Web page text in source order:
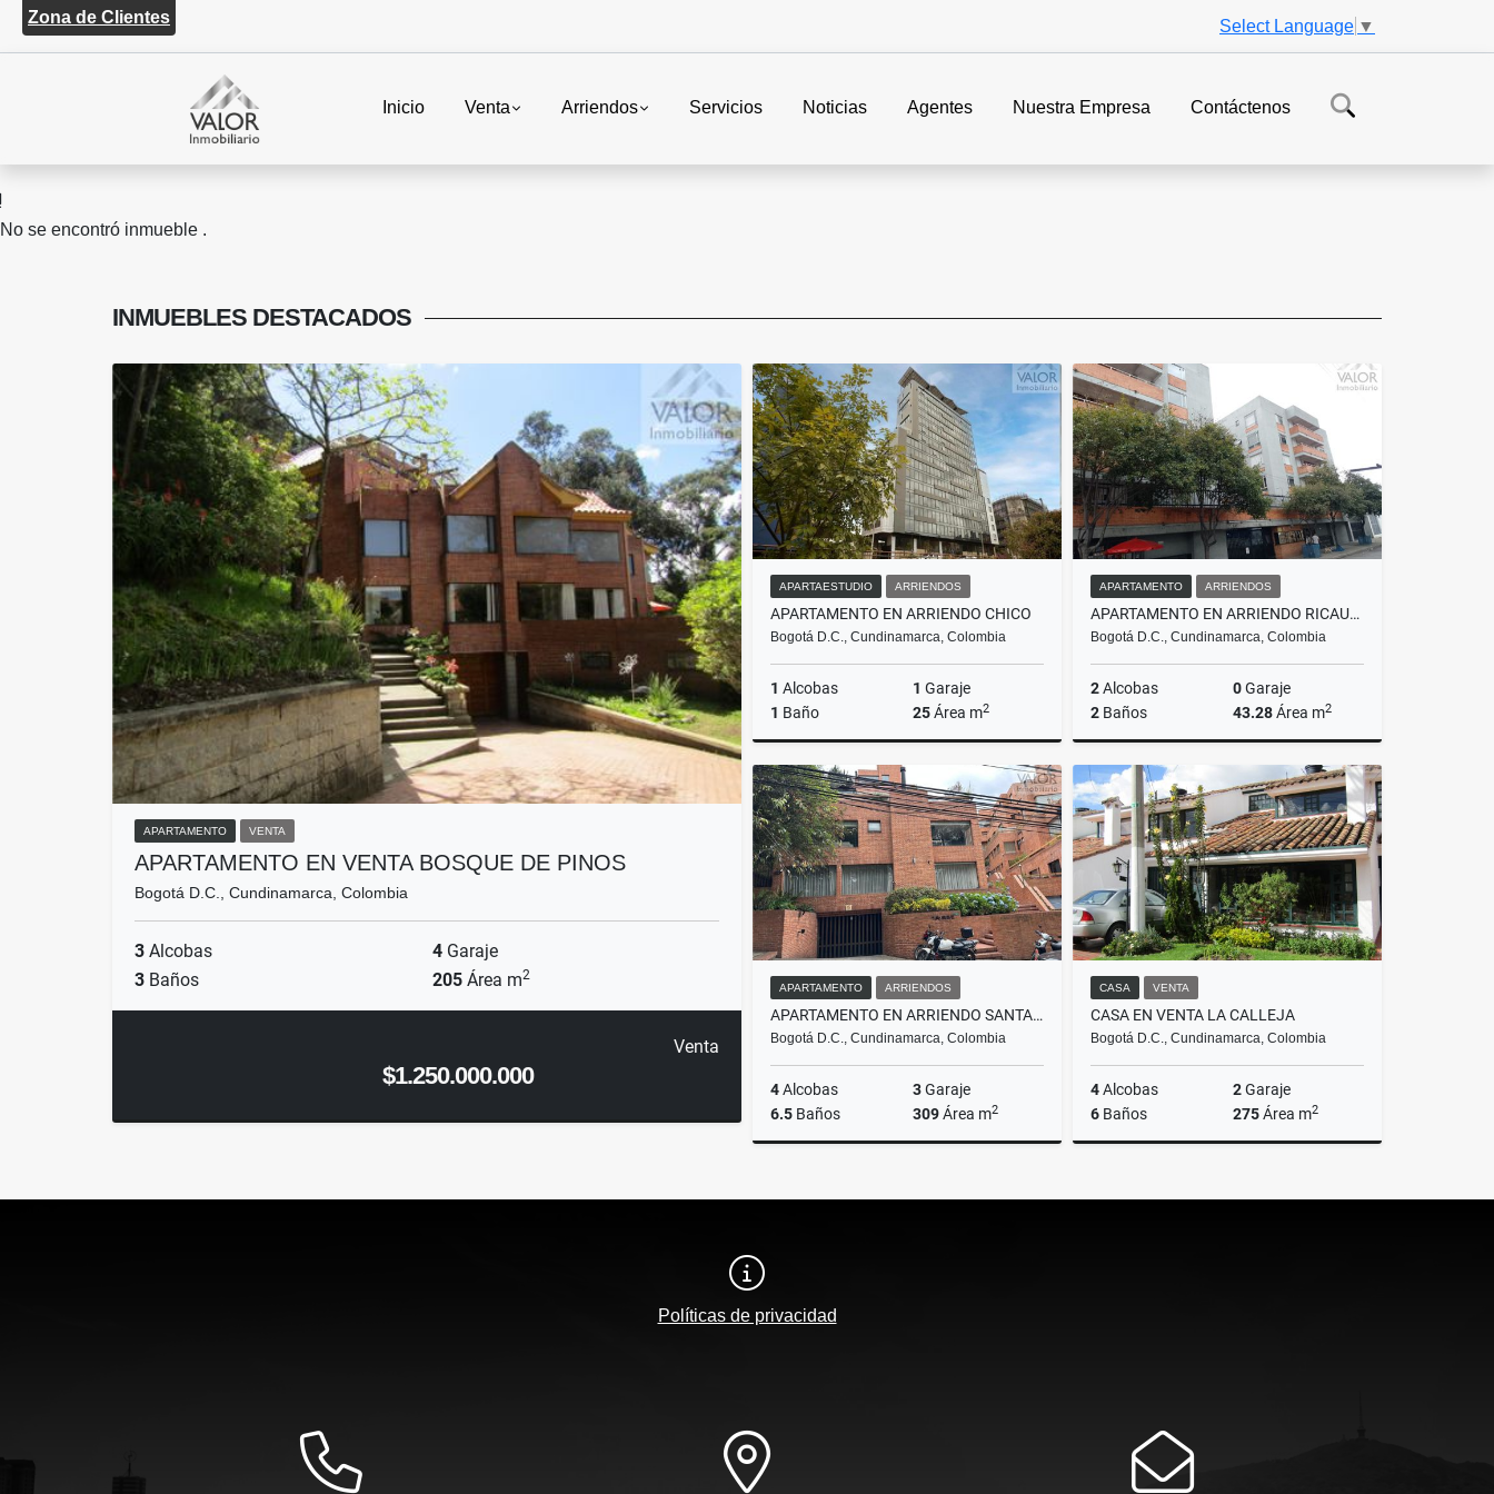
Zona de Clientes Select Language ▼
Inicio Venta Arriendos Servicios Noticias Agentes Nuestra Empresa Contáctenos
No se encontró inmueble .
INMUEBLES DESTACADOS
APARTAMENTO VENTA
APARTAMENTO EN VENTA BOSQUE DE PINOS
Bogotá D.C., Cundinamarca, Colombia
3 Alcobas 4 Garaje
3 Baños 205 Área m2
Venta
$1.250.000.000
APARTAESTUDIO ARRIENDOS
APARTAMENTO EN ARRIENDO CHICO
Bogotá D.C., Cundinamarca, Colombia
1 Alcobas 1 Garaje
1 Baño 25Área m2
Arriendos
$2.500.000
APARTAMENTO ARRIENDOS
APARTAMENTO EN ARRIENDO RICAURTE
Bogotá D.C., Cundinamarca, Colombia
2Alcobas 0Garaje
2 Baños 43.28Área m2
Arriendos
$1.350.000
APARTAMENTO ARRIENDOS
APARTAMENTO EN ARRIENDO SANTA ANA ORIENTAL
Bogotá D.C., Cundinamarca, Colombia
4Alcobas 3Garaje
6.5 Baños 309Área m2
$15.500.000
CASA VENTA
CASA EN VENTA LA CALLEJA
Bogotá D.C., Cundinamarca, Colombia
4Alcobas 2Garaje
6 Baños 275Área m2
$1.300.000.000
Políticas de privacidad